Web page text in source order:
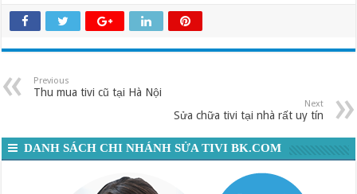
Previous
Thu mua tivi cũ tại Hà Nội
Next
Sửa chữa tivi tại nhà rất uy tín
DANH SÁCH CHI NHÁNH SỬA TIVI BK.COM